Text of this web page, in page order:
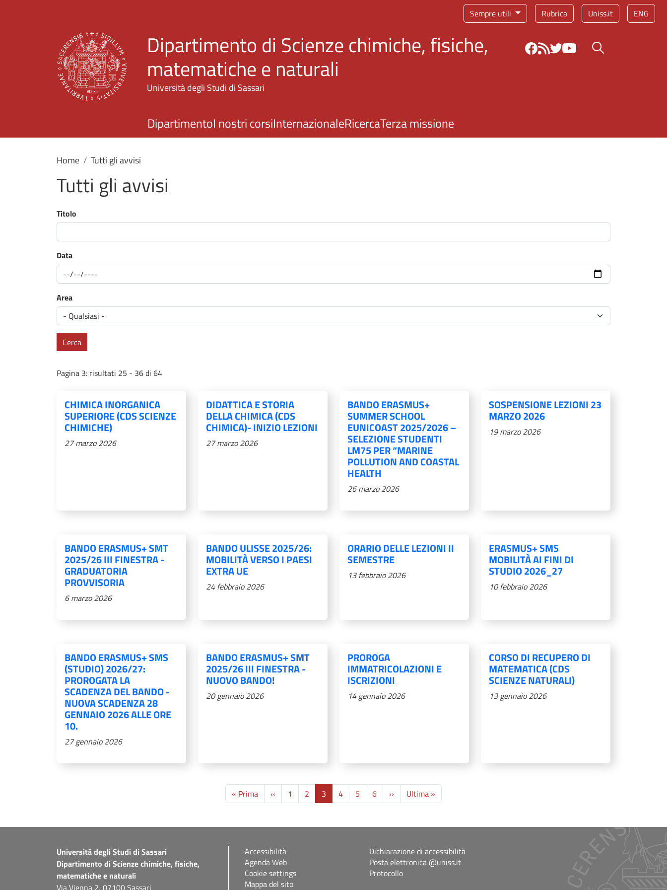
Sempre utili Rubrica Uniss.it ENG
Dipartimento di Scienze chimiche, fisiche,
matematiche e naturali
Università degli Studi di Sassari
Bottone cerca
DipartimentoI nostri corsiInternazionaleRicercaTerza missione
Home Tutti gli avvisi
Tutti gli avvisi
Titolo
Data
Area
Cerca
Pagina 3: risultati 25 - 36 di 64
CHIMICA INORGANICA
SUPERIORE (CDS SCIENZE
CHIMICHE)
27 marzo 2026
DIDATTICA E STORIA
DELLA CHIMICA (CDS
CHIMICA)- INIZIO LEZIONI
27 marzo 2026
BANDO ERASMUS+
SUMMER SCHOOL
EUNICOAST 2025/2026 –
SELEZIONE STUDENTI
LM75 PER “MARINE
POLLUTION AND COASTAL
HEALTH
26 marzo 2026
SOSPENSIONE LEZIONI 23
MARZO 2026
19 marzo 2026
BANDO ERASMUS+ SMT
2025/26 III FINESTRA -
GRADUATORIA
PROVVISORIA
6 marzo 2026
BANDO ULISSE 2025/26:
MOBILITÀ VERSO I PAESI
EXTRA UE
24 febbraio 2026
ORARIO DELLE LEZIONI II
SEMESTRE
13 febbraio 2026
ERASMUS+ SMS
MOBILITÀ AI FINI DI
STUDIO 2026_27
10 febbraio 2026
BANDO ERASMUS+ SMS
(STUDIO) 2026/27:
PROROGATA LA
SCADENZA DEL BANDO -
NUOVA SCADENZA 28
GENNAIO 2026 ALLE ORE
10.
27 gennaio 2026
BANDO ERASMUS+ SMT
2025/26 III FINESTRA -
NUOVO BANDO!
20 gennaio 2026
PROROGA
IMMATRICOLAZIONI E
ISCRIZIONI
14 gennaio 2026
CORSO DI RECUPERO DI
MATEMATICA (CDS
SCIENZE NATURALI)
13 gennaio 2026
« Prima Prima pagina
‹‹ Pagina precedente
1 2 3 4 5 6 ›› Pagina successiva
Ultima »
Università degli Studi di Sassari
Dipartimento di Scienze chimiche, fisiche,
matematiche e naturali
Via Vienna 2, 07100 Sassari
Accessibilità
Agenda Web
Cookie settings
Mappa del sito
Dichiarazione di accessibilità
Posta elettronica @uniss.it
Protocollo